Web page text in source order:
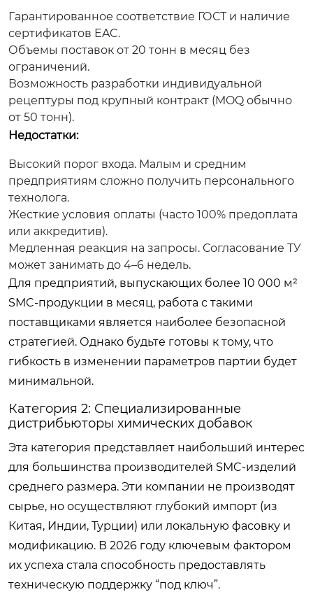
Гарантированное соответствие ГОСТ и наличие
сертификатов EAC.
Объемы поставок от 20 тонн в месяц без
ограничений.
Возможность разработки индивидуальной
рецептуры под крупный контракт (MOQ обычно
от 50 тонн).
Недостатки:
Высокий порог входа. Малым и средним
предприятиям сложно получить персонального
технолога.
Жесткие условия оплаты (часто 100% предоплата
или аккредитив).
Медленная реакция на запросы. Согласование ТУ
может занимать до 4–6 недель.
Для предприятий, выпускающих более 10 000 м²
SMC-продукции в месяц, работа с такими
поставщиками является наиболее безопасной
стратегией. Однако будьте готовы к тому, что
гибкость в изменении параметров партии будет
минимальной.
Категория 2: Специализированные
дистрибьюторы химических добавок
Эта категория представляет наибольший интерес
для большинства производителей SMC-изделий
среднего размера. Эти компании не производят
сырье, но осуществляют глубокий импорт (из
Китая, Индии, Турции) или локальную фасовку и
модификацию. В 2026 году ключевым фактором
их успеха стала способность предоставлять
техническую поддержку “под ключ”.